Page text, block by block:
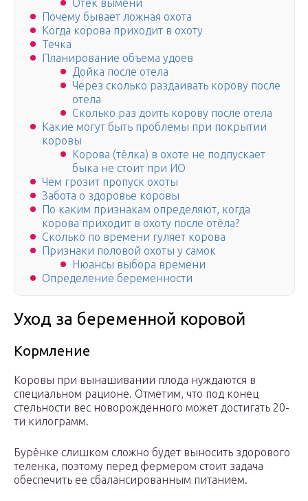
Отёк вымени
Почему бывает ложная охота
Когда корова приходит в охоту
Течка
Планирование объема удоев
Дойка после отела
Через сколько раздаивать корову после
отела
Сколько раз доить корову после отела
Какие могут быть проблемы при покрытии
коровы
Корова (тёлка) в охоте не подпускает
быка не стоит при ИО
Чем грозит пропуск охоты
Забота о здоровье коровы
По каким признакам определяют, когда
корова приходит в охоту после отёла?
Сколько по времени гуляет корова
Признаки половой охоты у самок
Нюансы выбора времени
Определение беременности
Уход за беременной коровой
Кормление
Коровы при вынашивании плода нуждаются в
специальном рационе. Отметим, что под конец
стельности вес новорожденного может достигать 20-
ти килограмм.
Бурёнке слишком сложно будет выносить здорового
теленка, поэтому перед фермером стоит задача
обеспечить ее сбалансированным питанием.